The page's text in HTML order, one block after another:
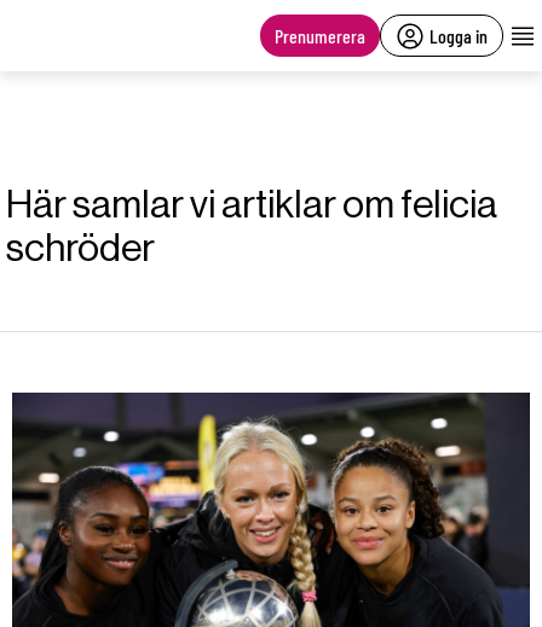
Prenumerera Logga in
Här samlar vi artiklar om felicia
schröder